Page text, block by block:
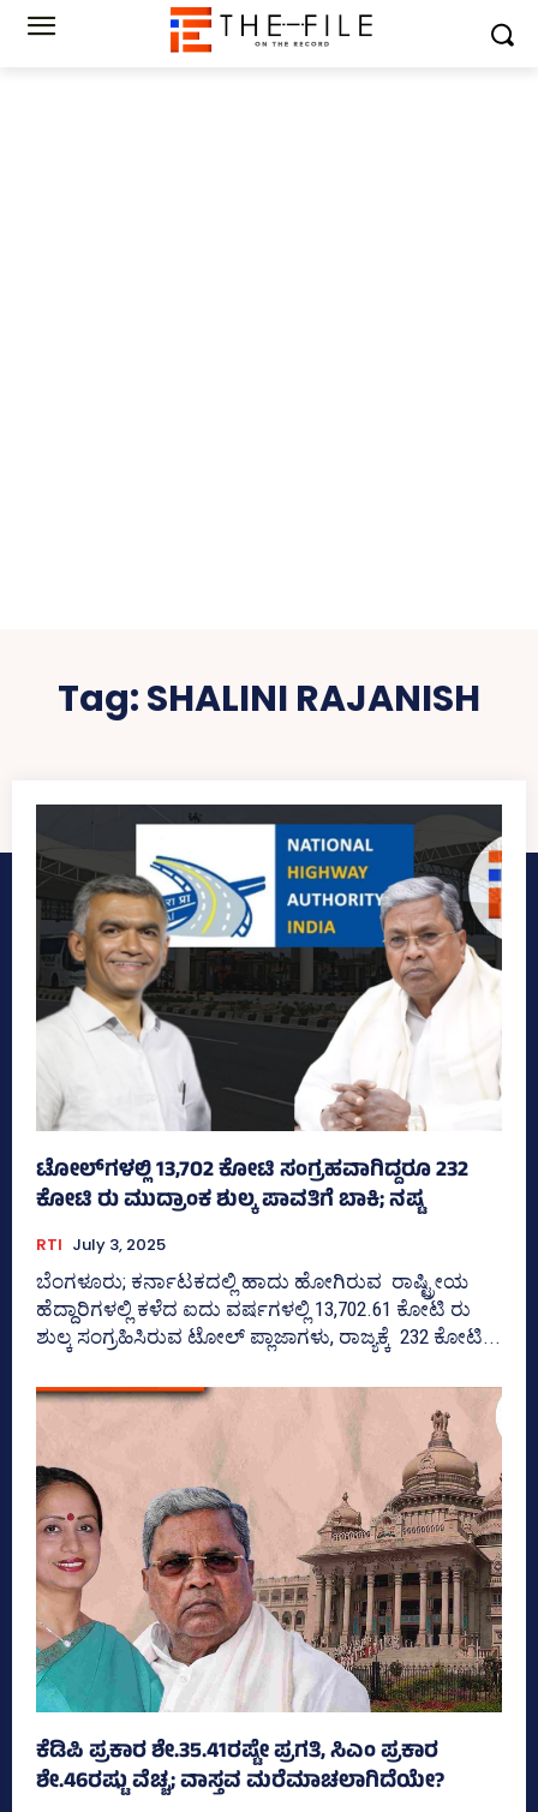
Tag:SHALINI RAJANISH
ಟೋಲ್‌ಗಳಲ್ಲಿ 13,702 ಕೋಟಿ ಸಂಗ್ರಹವಾಗಿದ್ದರೂ 232
ಕೋಟಿ ರು ಮುದ್ರಾಂಕ ಶುಲ್ಕ ಪಾವತಿಗೆ ಬಾಕಿ; ನಷ್ಟ
RTI July 3, 2025
ಬೆಂಗಳೂರು; ಕರ್ನಾಟಕದಲ್ಲಿ ಹಾದು ಹೋಗಿರುವ ರಾಷ್ಟ್ರೀಯ
ಹೆದ್ದಾರಿಗಳಲ್ಲಿ ಕಳೆದ ಐದು ವರ್ಷಗಳಲ್ಲಿ 13,702.61 ಕೋಟಿ ರು
ಶುಲ್ಕ ಸಂಗ್ರಹಿಸಿರುವ ಟೋಲ್‌ ಪ್ಲಾಜಾಗಳು, ರಾಜ್ಯಕ್ಕೆ 232 ಕೋಟಿ...
ಕೆಡಿಪಿ ಪ್ರಕಾರ ಶೇ.35.41ರಷ್ಟೇ ಪ್ರಗತಿ, ಸಿಎಂ ಪ್ರಕಾರ
ಶೇ.46ರಷ್ಟು ವೆಚ್ಚ; ವಾಸ್ತವ ಮರೆಮಾಚಲಾಗಿದೆಯೇ?